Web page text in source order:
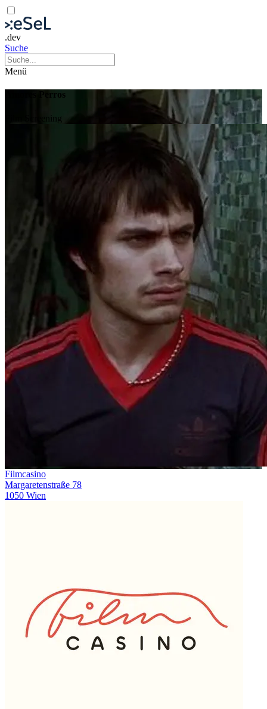
.dev
Suche
Menü
Amores Perros
Screening
Filmcasino
Margaretenstraße 78
1050 Wien